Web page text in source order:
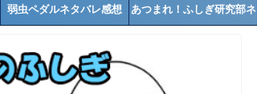
弱虫ペダルネタバレ感想 あつまれ！ふしぎ研究部ネ